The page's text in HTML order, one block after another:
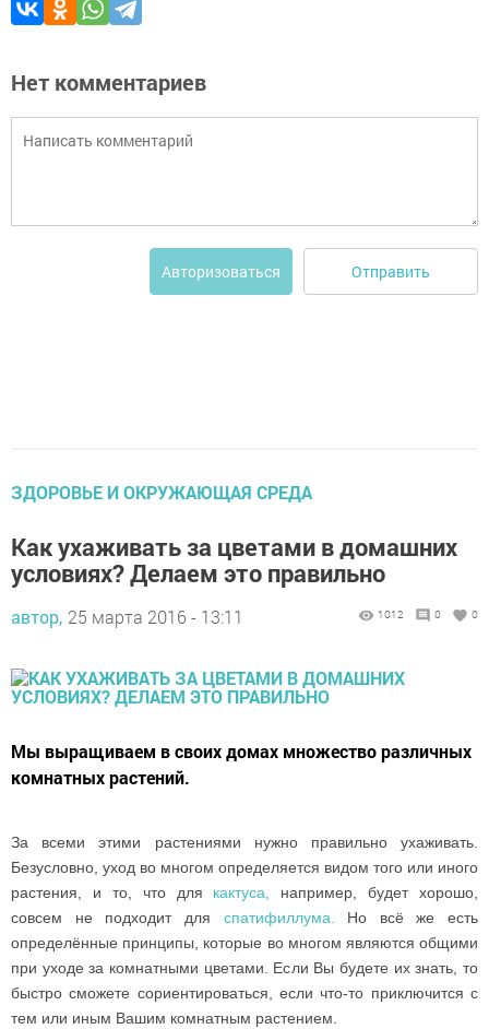
Нет комментариев
Авторизоваться Отправить
ЗДОРОВЬЕ И ОКРУЖАЮЩАЯ СРЕДА
Как ухаживать за цветами в домашних
условиях? Делаем это правильно
автор, 25 марта 2016 - 13:11 1012 0 0
Мы выращиваем в своих домах множество различных
комнатных растений.
За всеми этими растениями нужно правильно ухаживать.
Безусловно, уход во многом определяется видом того или иного
растения, и то, что для кактуса, например, будет хорошо,
совсем не подходит для спатифиллума. Но всё же есть
определённые принципы, которые во многом являются общими
при уходе за комнатными цветами. Если Вы будете их знать, то
быстро сможете сориентироваться, если что-то приключится с
тем или иным Вашим комнатным растением.